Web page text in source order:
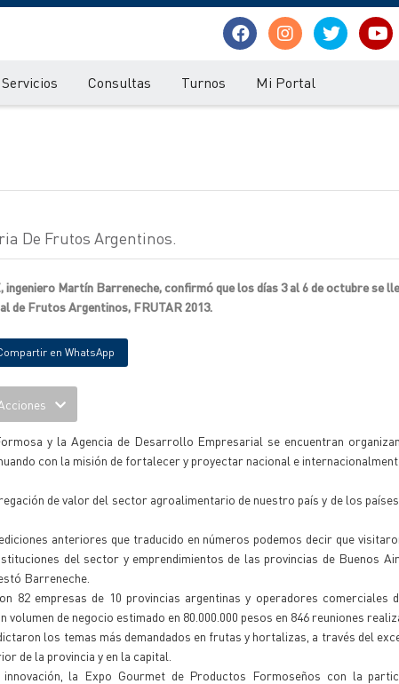
Consultas Turnos Mi Portal
De Frutos Argentinos.
Martín Barreneche, confirmó que los días 3 al 6 de octubre se
de Frutos Argentinos, FRUTAR 2013.
en WhatsApp
y la Agencia de Desarrollo Empresarial se encuentran
con la misión de fortalecer y proyectar nacional e
de valor del sector agroalimentario de nuestro país y de los
anteriores que traducido en números podemos decir que
del sector y emprendimientos de las provincias de Buenos
Barreneche.
82 empresas de 10 provincias argentinas y operadores comerciales
de negocio estimado en 80.000.000 pesos en 846 reuniones
los temas más demandados en frutas y hortalizas, a través del
de la provincia y en la capital.
la Expo Gourmet de Productos Formoseños con la